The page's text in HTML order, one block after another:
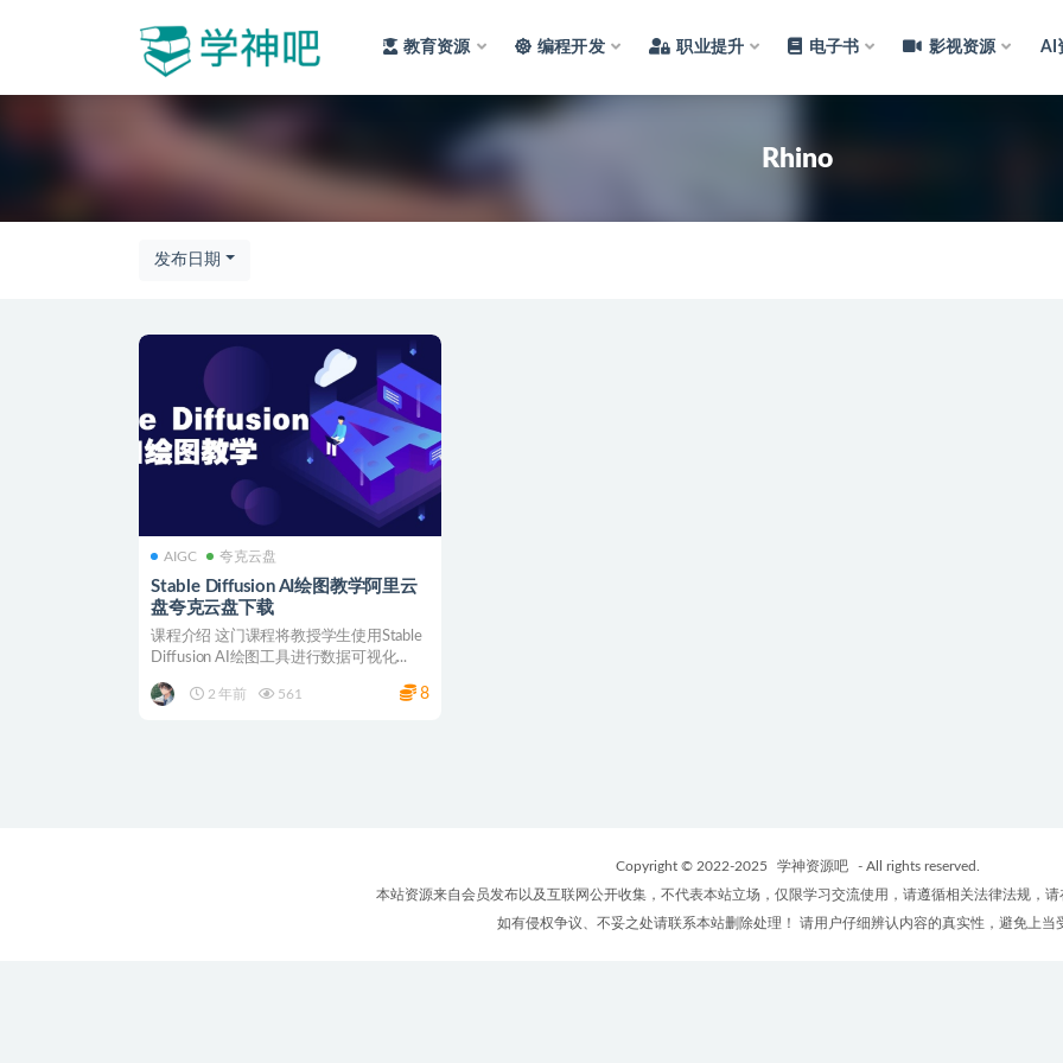
教育资源 编程开发 职业提升 电子书 影视资源 AI
Rhino
发布日期
AIGC 夸克云盘
Stable Diffusion AI绘图教学阿里云
盘夸克云盘下载
课程介绍 这门课程将教授学生使用Stable
Diffusion AI绘图工具进行数据可视化...
2 年前 561 8
Copyright © 2022-2025 学神资源吧
- All rights reserved.
本站资源来自会员发布以及互联网公开收集，不代表本站立场，仅限学习交流使用，请遵循相关法律法规，请
如有侵权争议、不妥之处请联系本站删除处理！ 请用户仔细辨认内容的真实性，避免上当